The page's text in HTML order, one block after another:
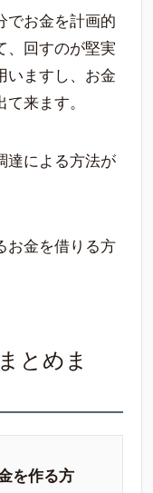
でお金を計画的
、回すのが堅実
いますし、お金
来ます。
達による方法が
お金を借りる方
とめま
を作る方